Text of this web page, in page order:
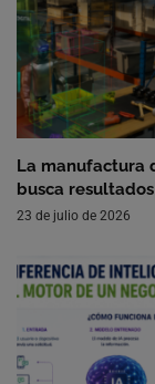
La manufactura
busca
23 de julio de 2026